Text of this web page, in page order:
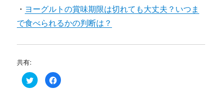
・ ヨーグルトの賞味期限は切れても大丈夫？いつま
で食べられるかの判断は？
共有:
ク
リ
F
a